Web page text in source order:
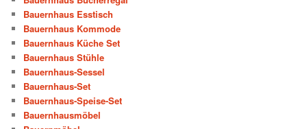
Bauernhaus Esstisch
Bauernhaus Kommode
Bauernhaus Küche Set
Bauernhaus Stühle
Bauernhaus-Sessel
Bauernhaus-Set
Bauernhaus-Speise-Set
Bauernhausmöbel